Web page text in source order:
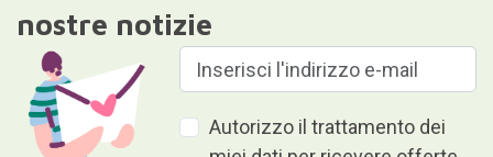
nostre notizie
Autorizzo il trattamento dei